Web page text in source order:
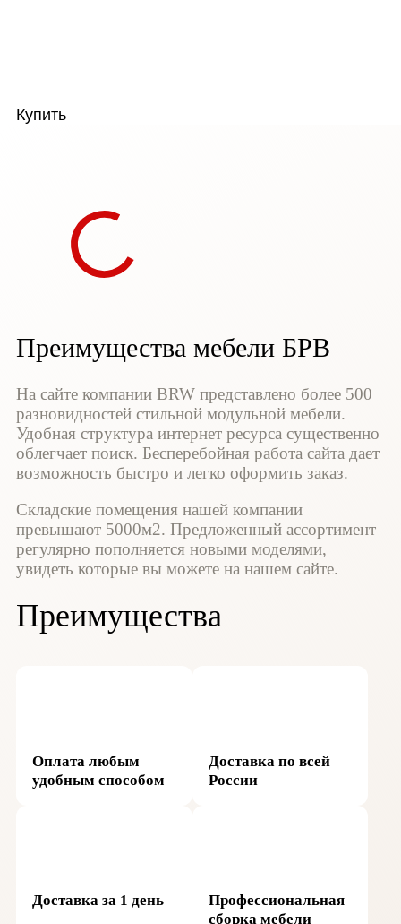
Купить
Преимущества мебели БРВ
На сайте компании BRW представлено более 500
разновидностей стильной модульной мебели.
Удобная структура интернет ресурса существенно
облегчает поиск. Бесперебойная работа сайта дает
возможность быстро и легко оформить заказ.
Складские помещения нашей компании
превышают 5000м2. Предложенный ассортимент
регулярно пополняется новыми моделями,
увидеть которые вы можете на нашем сайте.
Преимущества
Оплата любым
удобным способом
Доставка по всей
России
Доставка за 1 день
Профессиональная
сборка мебели